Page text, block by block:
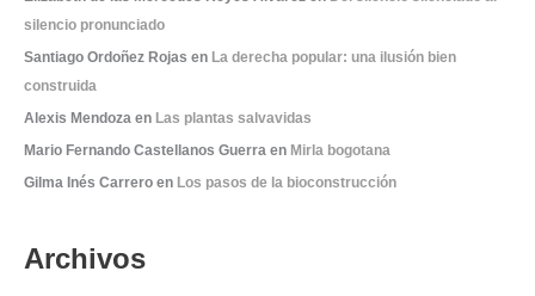
silencio pronunciado
Santiago Ordoñez Rojas en La derecha popular: una ilusión bien
construida
Alexis Mendoza en Las plantas salvavidas
Mario Fernando Castellanos Guerra en Mirla bogotana
Gilma Inés Carrero en Los pasos de la bioconstrucción
Archivos